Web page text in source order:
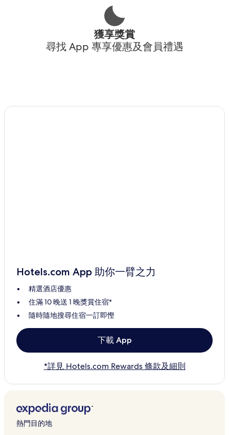
獲享獎賞
尋找 App 專享優惠及會員禮遇
Hotels.com App 助你一臂之力
精選酒店優惠
住滿 10 晚送 1 晚獎賞住宿*
隨時隨地搜尋住宿一訂即慳
下載 App
*詳見 Hotels.com Rewards 條款及細則
熱門目的地